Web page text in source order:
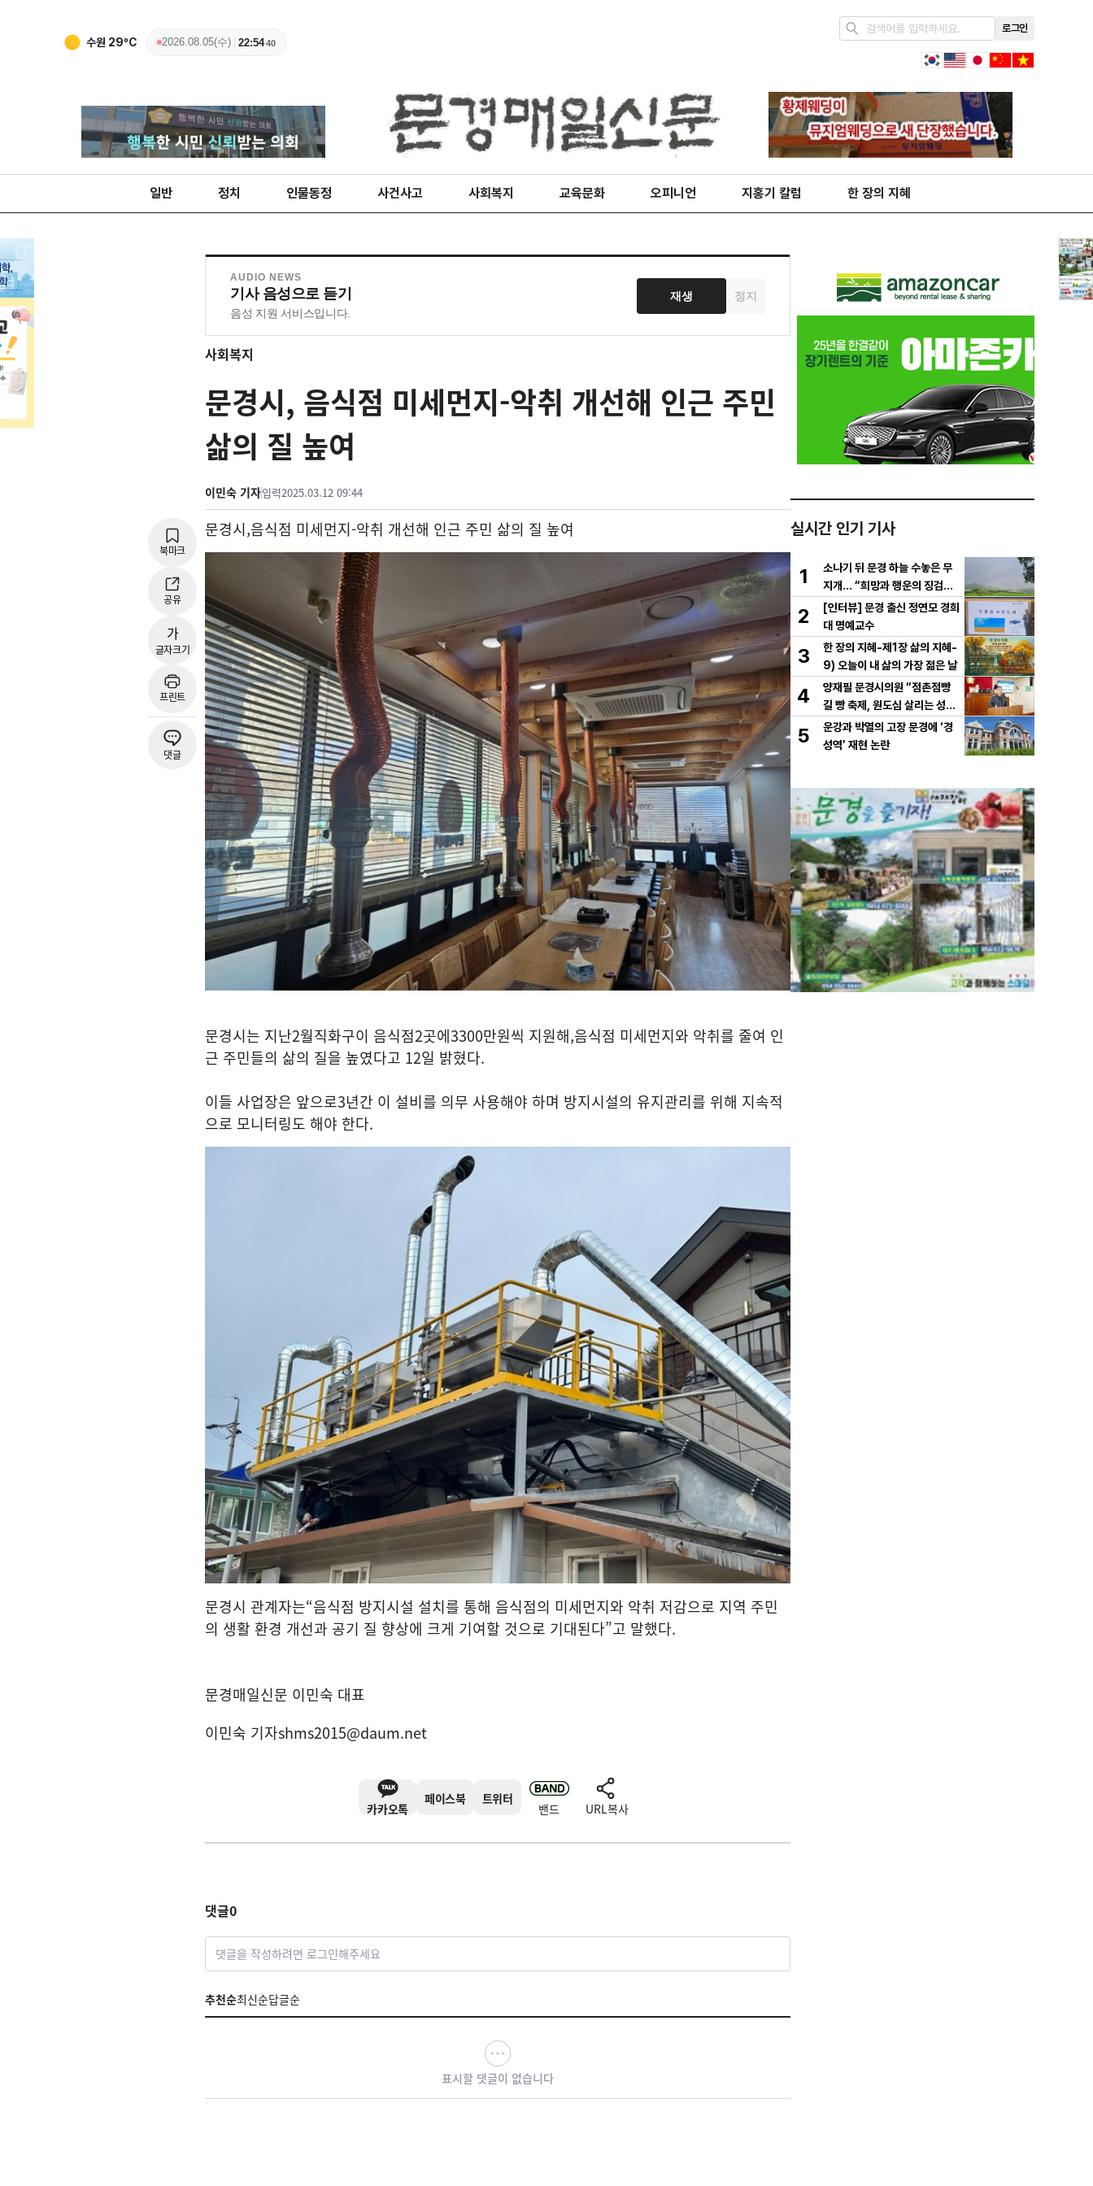
수원 29ºC 2026.08.05(수) 22:5441
로그인
일반 정치 인물동정 사건사고 사회복지 교육문화 오피니언 지홍기 칼럼 한 장의 지혜
AUDIO NEWS
기사 음성으로 듣기
음성 지원 서비스입니다.
재생 정지
사회복지
문경시, 음식점 미세먼지-악취 개선해 인근 주민
삶의 질 높여
이민숙 기자입력2025.03.12 09:44
북마크
공유
가
글자크기
프린트
댓글
문경시,음식점 미세먼지-악취 개선해 인근 주민 삶의 질 높여
문경시는 지난2월직화구이 음식점2곳에3300만원씩 지원해,음식점 미세먼지와 악취를 줄여 인
근 주민들의 삶의 질을 높였다고 12일 밝혔다.
이들 사업장은 앞으로3년간 이 설비를 의무 사용해야 하며 방지시설의 유지관리를 위해 지속적
으로 모니터링도 해야 한다.
문경시 관계자는“음식점 방지시설 설치를 통해 음식점의 미세먼지와 악취 저감으로 지역 주민
의 생활 환경 개선과 공기 질 향상에 크게 기여할 것으로 기대된다”고 말했다.
문경매일신문 이민숙 대표
이민숙 기자shms2015@daum.net
카카오톡
페이스북 트위터
밴드 URL복사
댓글0
댓글을 작성하려면 로그인해주세요
추천순최신순답글순
표시할 댓글이 없습니다
실시간 인기 기사
1
소나기 뒤 문경 하늘 수놓은 무
지개… “희망과 행운의 징검다
리”
2
[인터뷰] 문경 출신 정연모 경희
대 명예교수
3
한 장의 지혜-제1장 삶의 지혜-
9) 오늘이 내 삶의 가장 젊은 날
4
양재필 문경시의원 “점촌점빵
길 빵 축제, 원도심 살리는 성장
전략으로 키워야”
5
운강과 박열의 고장 문경에 ‘경
성역’ 재현 논란